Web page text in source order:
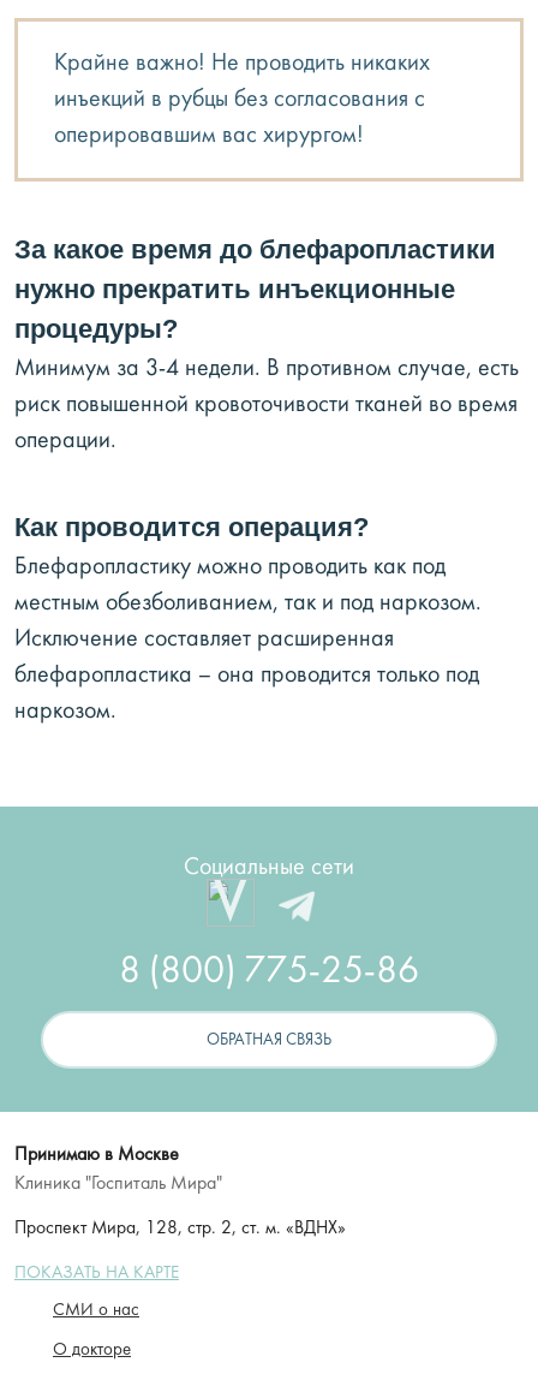
Крайне важно! Не проводить никаких
инъекций в рубцы без согласования с
оперировавшим вас хирургом!
За какое время до блефаропластики
нужно прекратить инъекционные
процедуры?
Минимум за 3-4 недели. В противном случае, есть
риск повышенной кровоточивости тканей во время
операции.
Как проводится операция?
Блефаропластику можно проводить как под
местным обезболиванием, так и под наркозом.
Исключение составляет расширенная
блефаропластика – она проводится только под
наркозом.
Социальные сети
8 (800) 775-25-86
ОБРАТНАЯ СВЯЗЬ
Принимаю в Москве
Клиника "Госпиталь Мира"
Проспект Мира, 128, стр. 2, ст. м. «ВДНХ»
ПОКАЗАТЬ НА КАРТЕ
СМИ о нас
О докторе